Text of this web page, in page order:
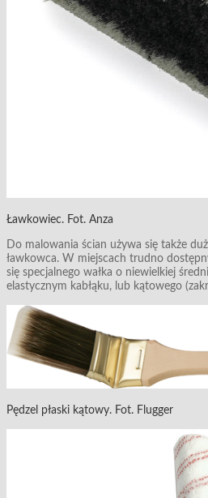
Ławkowiec. Fot. Anza
Do malowania ścian używa się także
ławkowca. W miejscach trudno
się specjalnego wałka o niewielkiej
elastycznym kabłąku, lub kątowego
Pędzel płaski kątowy. Fot. Flugger